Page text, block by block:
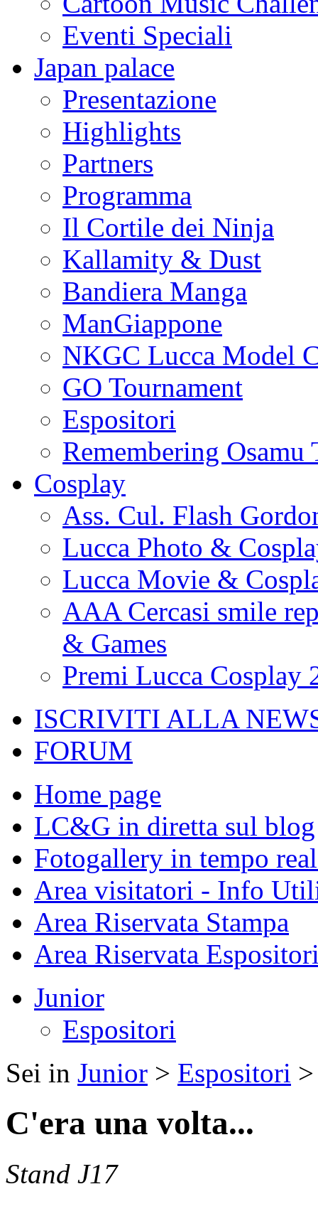
Eventi Speciali
Japan palace
Presentazione
Highlights
Partners
Programma
Il Cortile dei Ninja
Kallamity & Dust
Bandiera Manga
ManGiappone
NKGC Lucca Model
GO Tournament
Espositori
Remembering Osamu
Cosplay
Ass. Cul. Flash
Lucca Photo &
Lucca Movie &
AAA Cercasi smile
& Games
Premi Lucca Cosplay
ISCRIVITI ALLA
FORUM
Home page
LC&G in diretta sul blog
Fotogallery in tempo
Area visitatori - Info
Area Riservata Stampa
Area Riservata
Junior
Espositori
Sei in Junior > Espositori
C'era una volta...
Stand J17